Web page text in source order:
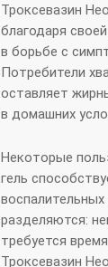
Троксевазин
благодаря
в борьбе с
Потребители
оставляет
в домашних
Некоторые
гель
разделяются:
требуется
Троксевазин